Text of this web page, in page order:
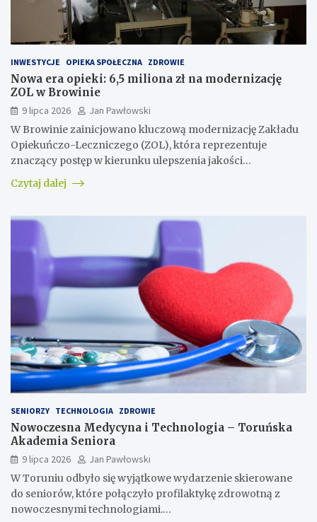
INWESTYCJE OPIEKA SPOŁECZNA ZDROWIE
Nowa era opieki: 6,5 miliona zł na modernizację
ZOL w Browinie
9 lipca 2026
Jan Pawłowski
W Browinie zainicjowano kluczową modernizację Zakładu
Opiekuńczo-Leczniczego (ZOL), która reprezentuje
znaczący postęp w kierunku ulepszenia jakości…
Czytaj dalej
SENIORZY TECHNOLOGIA ZDROWIE
Nowoczesna Medycyna i Technologia – Toruńska
Akademia Seniora
9 lipca 2026
Jan Pawłowski
W Toruniu odbyło się wyjątkowe wydarzenie skierowane
do seniorów, które połączyło profilaktykę zdrowotną z
nowoczesnymi technologiami.…